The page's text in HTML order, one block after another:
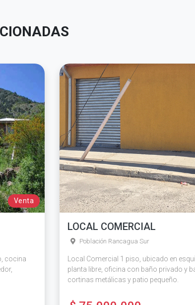
Venta
cocina
LOCAL COMERCIAL
Población Rancagua Sur
Local Comercial 1 piso, ubicado en
planta libre, oficina con baño privado y
cortinas metálicas y patio pequeño.